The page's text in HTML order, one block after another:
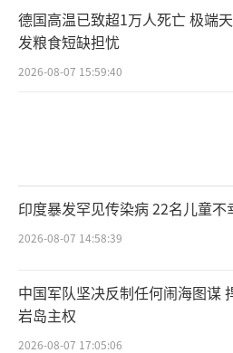
德国高温已致超1万人死亡 极端
发粮食短缺担忧
2026-08-07 15:59:40
印度暴发罕见传染病 22名儿童不
2026-08-07 14:58:39
中国军队坚决反制任何闹海图谋
岩岛主权
2026-08-07 17:05:06